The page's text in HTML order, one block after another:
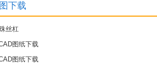
下载
丝杠
图纸下载
图纸下载